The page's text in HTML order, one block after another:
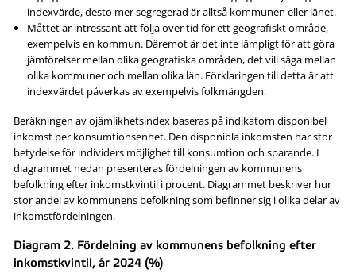
indexvärde, desto mer segregerad är alltså kommunen eller länet.
Måttet är intressant att följa över tid för ett geografiskt område,
exempelvis en kommun. Däremot är det inte lämpligt för att göra
jämförelser mellan olika geografiska områden, det vill säga mellan
olika kommuner och mellan olika län. Förklaringen till detta är att
indexvärdet påverkas av exempelvis folkmängden.
Beräkningen av ojämlikhetsindex baseras på indikatorn disponibel
inkomst per konsumtionsenhet. Den disponibla inkomsten har stor
betydelse för individers möjlighet till konsumtion och sparande. I
diagrammet nedan presenteras fördelningen av kommunens
befolkning efter inkomstkvintil i procent. Diagrammet beskriver hur
stor andel av kommunens befolkning som befinner sig i olika delar av
inkomstfördelningen.
Diagram 2. Fördelning av kommunens befolkning efter
inkomstkvintil, år 2024 (%)